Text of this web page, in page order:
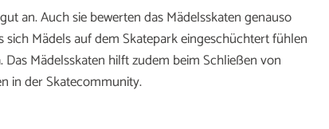
an. Auch sie bewerten das Mädelsskaten genauso
Mädels auf dem Skatepark eingeschüchtert fühlen
Das Mädelsskaten hilft zudem beim Schließen von
in der Skatecommunity.